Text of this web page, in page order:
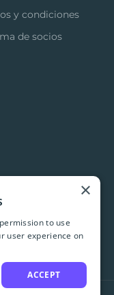
y condiciones
de socios
×
to use
user experience on
ACCEPT